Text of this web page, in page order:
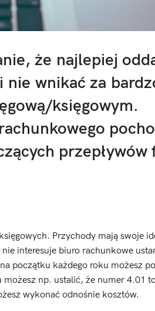
że najlepiej
wnikać za
księgowym.
przepływów
Przychody mają swoje
interesuje biuro rachunkowe
początku każdego roku możesz
np. ustalić, że numer 4.01
wykonać odnośnie kosztów.